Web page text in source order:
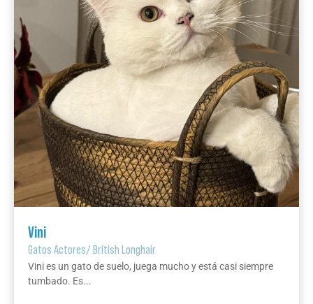
Vini
Gatos Actores/British Longhair
Vini es un gato de suelo, juega mucho y está casi siempre
tumbado. Es...